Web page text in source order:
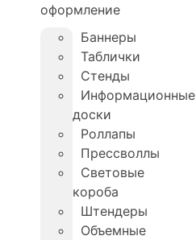
оформление
Баннеры
Таблички
Стенды
Информационные
доски
Роллапы
Прессволлы
Световые
короба
Штендеры
Объемные